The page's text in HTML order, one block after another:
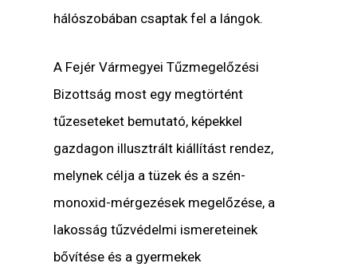
hálószobában csaptak fel a lángok.
A Fejér Vármegyei Tűzmegelőzési
Bizottság most egy megtörtént
tűzeseteket bemutató, képekkel
gazdagon illusztrált kiállítást rendez,
melynek célja a tüzek és a szén-
monoxid-mérgezések megelőzése, a
lakosság tűzvédelmi ismereteinek
bővítése és a gyermekek